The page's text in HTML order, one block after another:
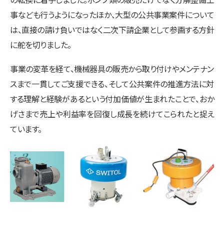
事なども行うようになったほか、大型の公共事業案件について
は、直接の請け負いではなく二次下請企業として参画する方針
に舵を切りました。
事業の変革を経て、機械器具の販売から取り付けやメンテナン
スまで一貫してご支援できる、そして公共案件の推進方法に対
する理解と経験があるという付加価値が生まれたことで、おか
げさまで売上や利益率を回復し成長を続けてこられたと捉え
ています。